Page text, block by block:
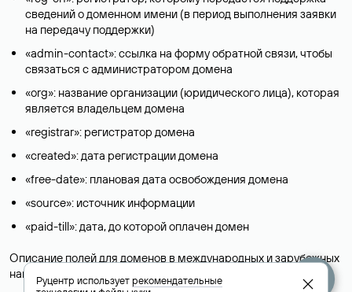
сведений о доменном имени (в период выполнения заявки
на передачу поддержки)
«admin-contact»: ссылка на форму обратной связи, чтобы
связаться с администратором домена
«org»: название организации (юридического лица), которая
является владельцем домена
«registrar»: регистратор домена
«created»: дата регистрации домена
«free-date»: плановая дата освобождения домена
«source»: источник информации
«paid-till»: дата, до которой оплачен домен
Описание полей для доменов в международных и зарубежных
национальных доменах представлены в разделе «
».
Руцентр используетрекомендательные